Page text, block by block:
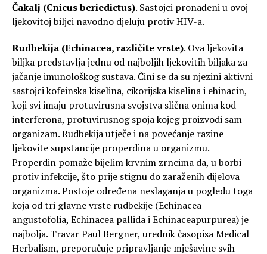
Čakalj (Cnicus beriedictus). Sastojci pronađeni u ovoj
ljekovitoj biljci navodno djeluju protiv HIV-a.
Rudbekija (Echinacea, različite vrste). Ova ljekovita
biljka predstavlja jednu od najboljih ljekovitih biljaka za
jačanje imunološkog sustava. Čini se da su njezini aktivni
sastojci kofeinska kiselina, cikorijska kiselina i ehinacin,
koji svi imaju protuvirusna svojstva slična onima kod
interferona, protuvirusnog spoja kojeg proizvodi sam
organizam. Rudbekija utječe i na povećanje razine
ljekovite supstancije properdina u organizmu.
Properdin pomaže bijelim krvnim zrncima da, u borbi
protiv infekcije, što prije stignu do zaraženih dijelova
organizma. Postoje određena neslaganja u pogledu toga
koja od tri glavne vrste rudbekije (Echinacea
angustofolia, Echinacea pallida i Echinaceapurpurea) je
najbolja. Travar Paul Bergner, urednik časopisa Medical
Herbalism, preporučuje pripravljanje mješavine svih